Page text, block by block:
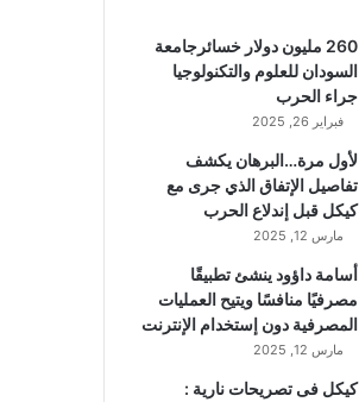
260 مليون دولار خسائرجامعة
السودان للعلوم والتكنولوجيا
جراء الحرب
فبراير 26, 2025
لأول مرة…البرهان يكشف
تفاصيل الإتفاق الذي جرى مع
كيكل قبل إندلاع الحرب
مارس 12, 2025
أسامة داؤود ينشئ تطبيقًا
مصرفيًا منافسًا ويتيح العمليات
المصرفية دون إستخدام الإنترنت
مارس 12, 2025
كيكل فى تصريحات نارية :